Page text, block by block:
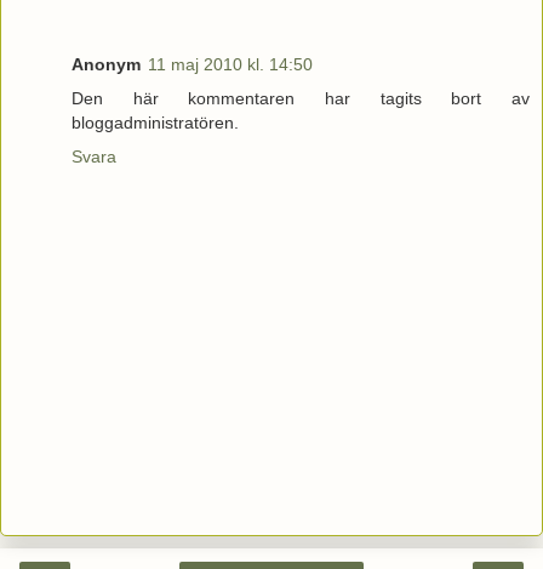
Anonym 11 maj 2010 kl. 14:50
Den här kommentaren har tagits bort av
bloggadministratören.
Svara